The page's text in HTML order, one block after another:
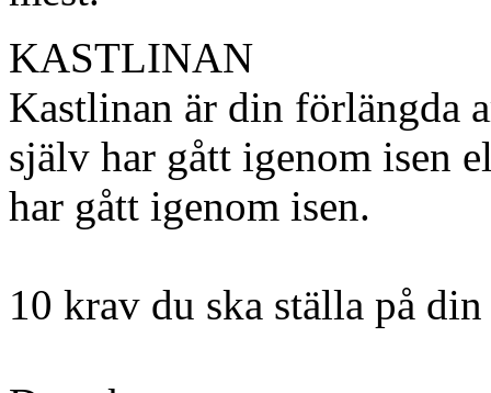
KASTLINAN
Kastlinan är din förlängda
själv har gått igenom isen
har gått igenom isen.
10 krav du ska ställa på